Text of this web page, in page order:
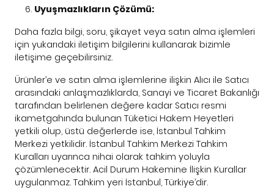
Uyuşmazlıkların Çözümü:
Daha fazla bilgi, soru, şikayet veya satın alma işlemleri
için yukarıdaki iletişim bilgilerini kullanarak bizimle
iletişime geçebilirsiniz.
Ürünler’e ve satın alma işlemlerine ilişkin Alıcı ile Satıcı
arasındaki anlaşmazlıklarda, Sanayi ve Ticaret Bakanlığı
tarafından belirlenen değere kadar Satıcı resmi
ikametgahında bulunan Tüketici Hakem Heyetleri
yetkili olup, üstü değerlerde ise, İstanbul Tahkim
Merkezi yetkilidir. İstanbul Tahkim Merkezi Tahkim
Kuralları uyarınca nihai olarak tahkim yoluyla
çözümlenecektir. Acil Durum Hakemine İlişkin Kurallar
uygulanmaz. Tahkim yeri İstanbul, Türkiye’dir.